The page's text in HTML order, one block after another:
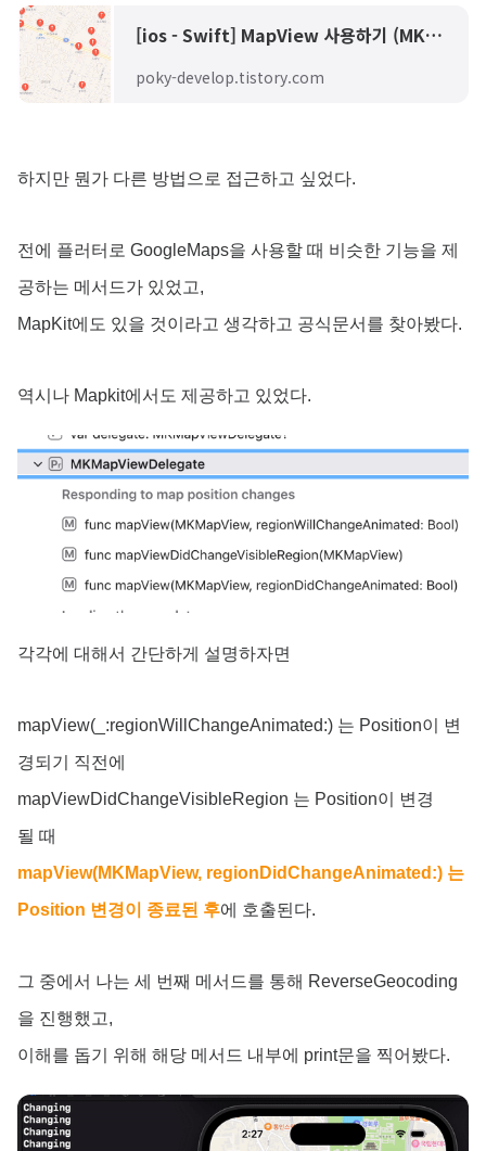
[ios - Swift] MapView 사용하기 (MKMapView 2 / 2)
poky-develop.tistory.com
하지만 뭔가 다른 방법으로 접근하고 싶었다.
전에 플러터로 GoogleMaps을 사용할 때 비슷한 기능을 제
공하는 메서드가 있었고,
MapKit에도 있을 것이라고 생각하고 공식문서를 찾아봤다.
역시나 Mapkit에서도 제공하고 있었다.
각각에 대해서 간단하게 설명하자면
mapView(_:regionWillChangeAnimated:) 는 Position이 변
경되기 직전에
mapViewDidChangeVisibleRegion 는 Position이 변경
될 때
mapView(MKMapView, regionDidChangeAnimated:) 는
Position 변경이 종료된 후에 호출된다.
그 중에서 나는 세 번째 메서드를 통해 ReverseGeocoding
을 진행했고,
이해를 돕기 위해 해당 메서드 내부에 print문을 찍어봤다.